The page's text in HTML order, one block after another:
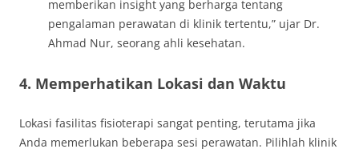
memberikan insight yang berharga tentang
pengalaman perawatan di klinik tertentu,” ujar Dr.
Ahmad Nur, seorang ahli kesehatan.
4. Memperhatikan Lokasi dan Waktu
Lokasi fasilitas fisioterapi sangat penting, terutama jika
Anda memerlukan beberapa sesi perawatan. Pilihlah klinik